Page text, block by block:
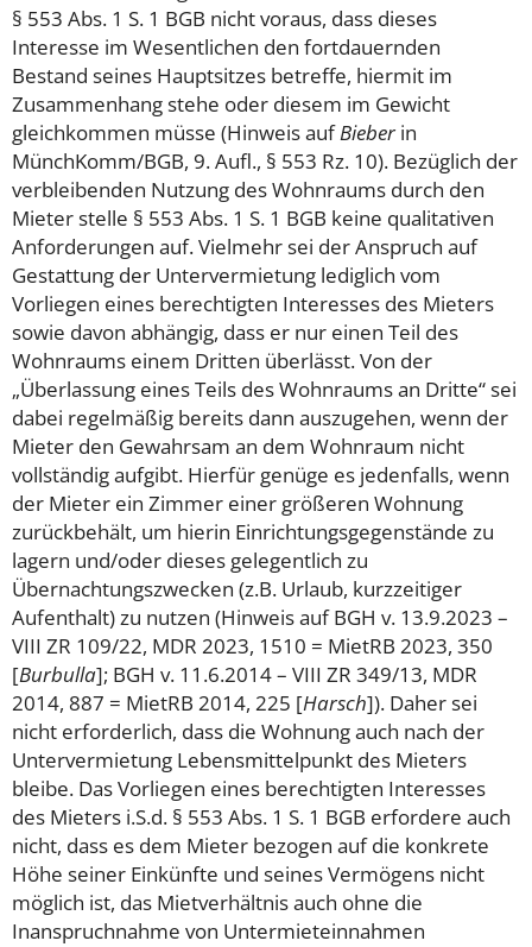
§ 553 Abs. 1 S. 1 BGB nicht voraus, dass dieses
Interesse im Wesentlichen den fortdauernden
Bestand seines Hauptsitzes betreffe, hiermit im
Zusammenhang stehe oder diesem im Gewicht
gleichkommen müsse (Hinweis aufBieberin
MünchKomm/BGB, 9. Aufl., § 553 Rz. 10). Bezüglich der
verbleibenden Nutzung des Wohnraums durch den
Mieter stelle § 553 Abs. 1 S. 1 BGB keine qualitativen
Anforderungen auf. Vielmehr sei der Anspruch auf
Gestattung der Untervermietung lediglich vom
Vorliegen eines berechtigten Interesses des Mieters
sowie davon abhängig, dass er nur einen Teil des
Wohnraums einem Dritten überlässt. Von der
„Überlassung eines Teils des Wohnraums an Dritte“ sei
dabei regelmäßig bereits dann auszugehen, wenn der
Mieter den Gewahrsam an dem Wohnraum nicht
vollständig aufgibt. Hierfür genüge es jedenfalls, wenn
der Mieter ein Zimmer einer größeren Wohnung
zurückbehält, um hierin Einrichtungsgegenstände zu
lagern und/oder dieses gelegentlich zu
Übernachtungszwecken (z.B. Urlaub, kurzzeitiger
Aufenthalt) zu nutzen (Hinweis auf BGH v. 13.9.2023 –
VIII ZR 109/22, MDR 2023, 1510 = MietRB 2023, 350
[Burbulla]; BGH v. 11.6.2014 – VIII ZR 349/13, MDR
2014, 887 = MietRB 2014, 225 [Harsch]). Daher sei
nicht erforderlich, dass die Wohnung auch nach der
Untervermietung Lebensmittelpunkt des Mieters
bleibe. Das Vorliegen eines berechtigten Interesses
des Mieters i.S.d. § 553 Abs. 1 S. 1 BGB erfordere auch
nicht, dass es dem Mieter bezogen auf die konkrete
Höhe seiner Einkünfte und seines Vermögens nicht
möglich ist, das Mietverhältnis auch ohne die
Inanspruchnahme von Untermieteinnahmen